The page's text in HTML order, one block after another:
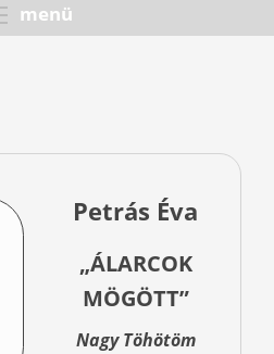
menü
Petrás Éva
„ÁLARCOK
MÖGÖTT”
Nagy Töhötöm